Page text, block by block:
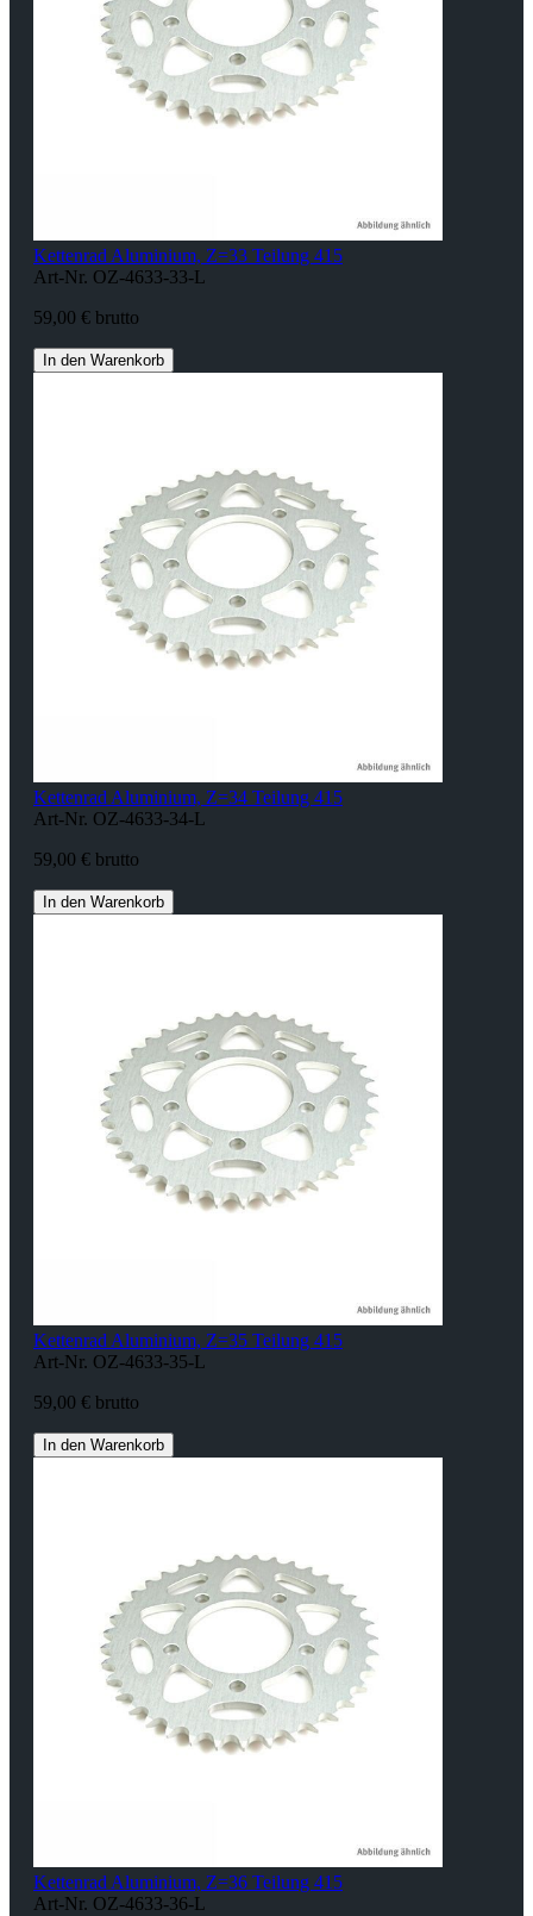
Kettenrad Aluminium, Z=33 Teilung 415
Art-Nr. OZ-4633-33-L
59,00 € brutto
In den Warenkorb
Kettenrad Aluminium, Z=34 Teilung 415
Art-Nr. OZ-4633-34-L
59,00 € brutto
In den Warenkorb
Kettenrad Aluminium, Z=35 Teilung 415
Art-Nr. OZ-4633-35-L
59,00 € brutto
In den Warenkorb
Kettenrad Aluminium, Z=36 Teilung 415
Art-Nr. OZ-4633-36-L